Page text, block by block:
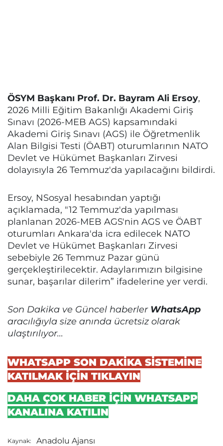
ÖSYM Başkanı Prof. Dr. Bayram Ali Ersoy,
2026 Milli Eğitim Bakanlığı Akademi Giriş
Sınavı (2026-MEB AGS) kapsamındaki
Akademi Giriş Sınavı (AGS) ile Öğretmenlik
Alan Bilgisi Testi (ÖABT) oturumlarının NATO
Devlet ve Hükümet Başkanları Zirvesi
dolayısıyla 26 Temmuz'da yapılacağını bildirdi.
Ersoy, NSosyal hesabından yaptığı
açıklamada, "12 Temmuz'da yapılması
planlanan 2026-MEB AGS'nin AGS ve ÖABT
oturumları Ankara'da icra edilecek NATO
Devlet ve Hükümet Başkanları Zirvesi
sebebiyle 26 Temmuz Pazar günü
gerçekleştirilecektir. Adaylarımızın bilgisine
sunar, başarılar dilerim” ifadelerine yer verdi.
Son Dakika ve Güncel haberler WhatsApp
aracılığıyla size anında ücretsiz olarak
ulaştırılıyor...
WHATSAPP SON DAKİKA SİSTEMİNE
KATILMAK İÇİN TIKLAYIN
DAHA ÇOK HABER İÇİN WHATSAPP
KANALINA KATILIN
Kaynak: Anadolu Ajansı